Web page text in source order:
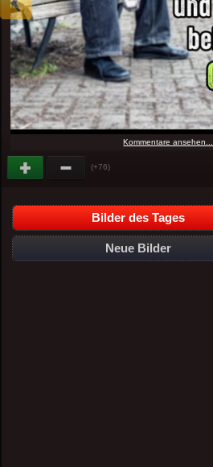
Kommentare
(+76)
Bilder des Tages
Neue Bilder